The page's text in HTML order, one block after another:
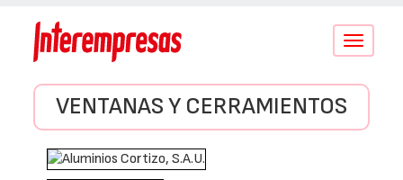
Conmutar
VENTANAS Y CERRAMIENTOS